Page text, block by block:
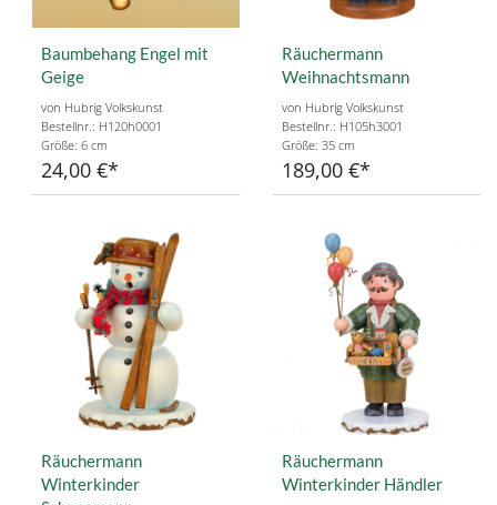
Baumbehang Engel mit
Geige
von Hubrig Volkskunst
Bestellnr.: H120h0001
Größe: 6 cm
24,00 €
Räuchermann
Weihnachtsmann
von Hubrig Volkskunst
Bestellnr.: H105h3001
Größe: 35 cm
189,00 €
Räuchermann
Winterkinder
Räuchermann
Winterkinder Händler